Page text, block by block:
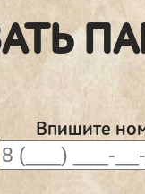
Впишите